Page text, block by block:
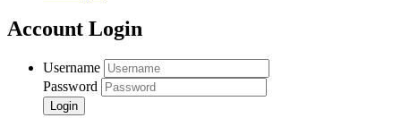
Account Login
Username
Password